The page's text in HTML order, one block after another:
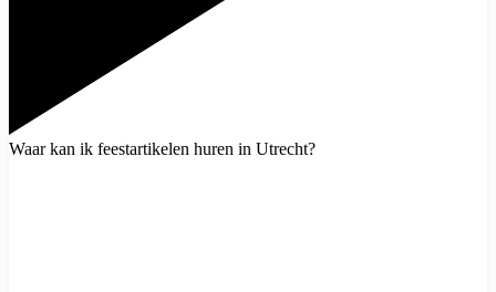
Waar kan ik feestartikelen huren in Utrecht?